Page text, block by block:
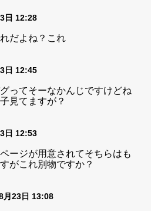
日 12:28
だよね？これ
日 12:45
ってそーなかんじですけどね
見てますが？
日 12:53
ージが用意されてそちらはも
がこれ別物ですか？
月23日 13:08